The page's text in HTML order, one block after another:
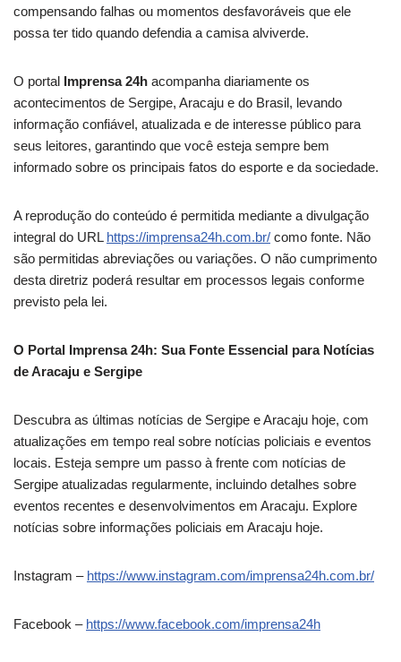
compensando falhas ou momentos desfavoráveis que ele
possa ter tido quando defendia a camisa alviverde.
O portal Imprensa 24h acompanha diariamente os
acontecimentos de Sergipe, Aracaju e do Brasil, levando
informação confiável, atualizada e de interesse público para
seus leitores, garantindo que você esteja sempre bem
informado sobre os principais fatos do esporte e da sociedade.
A reprodução do conteúdo é permitida mediante a divulgação
integral do URL https://imprensa24h.com.br/ como fonte. Não
são permitidas abreviações ou variações. O não cumprimento
desta diretriz poderá resultar em processos legais conforme
previsto pela lei.
O Portal Imprensa 24h: Sua Fonte Essencial para Notícias
de Aracaju e Sergipe
Descubra as últimas notícias de Sergipe e Aracaju hoje, com
atualizações em tempo real sobre notícias policiais e eventos
locais. Esteja sempre um passo à frente com notícias de
Sergipe atualizadas regularmente, incluindo detalhes sobre
eventos recentes e desenvolvimentos em Aracaju. Explore
notícias sobre informações policiais em Aracaju hoje.
Instagram – https://www.instagram.com/imprensa24h.com.br/
Facebook – https://www.facebook.com/imprensa24h